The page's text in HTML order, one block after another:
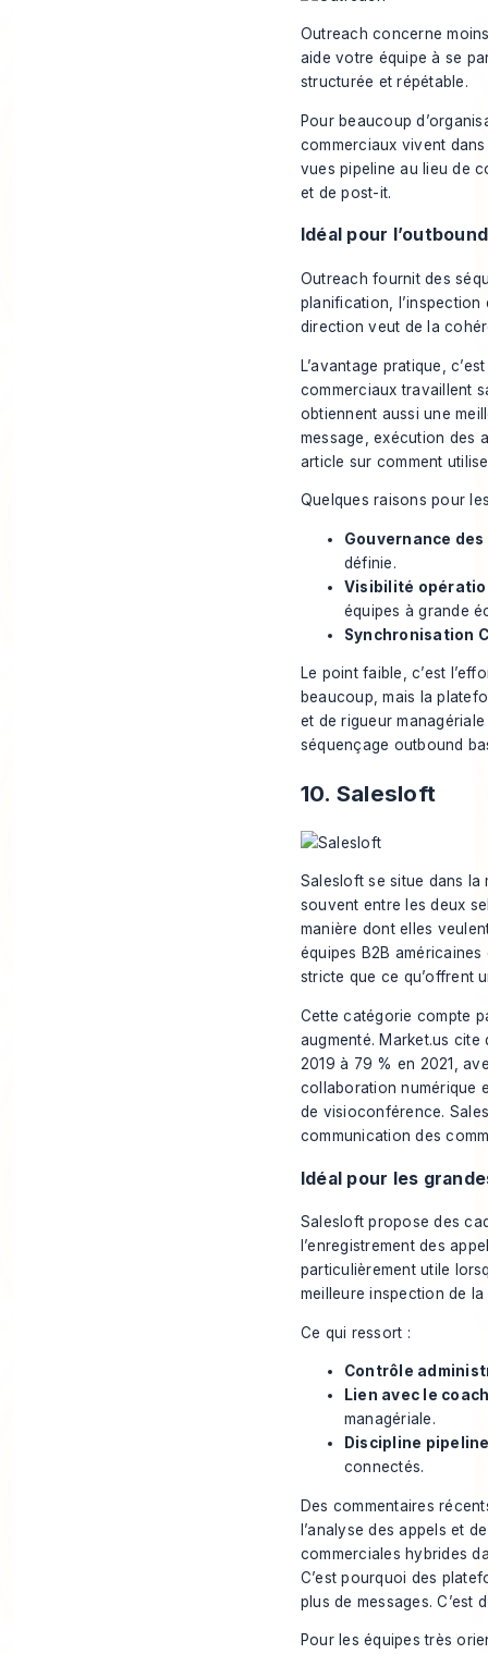
Outreach concerne
aide votre équipe à se
structurée et répétable.
Pour beaucoup
commerciaux vivent
vues pipeline au lieu de
et de post-it.
Idéal pour
Outreach fournitdes
planification,
direction veut de la
L’avantage pratique,
commerciaux travaillent
obtiennent aussi une
message, exécution des
article sur comment
Quelques raisons pour
Gouvernance
définie.
Visibilité
équipes à grande
Synchronisation
Le point faible, c’est
beaucoup, mais la
et de rigueur
séquençage outbound
10. Salesloft
Salesloft se situe dans la
souvent entre les deux
manière dont elles
équipes B2B
stricte que ce qu’offrent
Cette catégorie compte
augmenté. Market.us
2019 à 79 % en 2021,
collaboration numérique
de visioconférence.
communication des
Idéal pour les
Salesloft proposedes
l’enregistrement des
particulièrement utile
meilleure inspection de
Ce qui ressort :
Contrôle
Lien avec le
managériale.
Discipline
connectés.
Des commentaires
l’analyse des appels et
commerciales hybrides
C’est pourquoi des
plus de messages. C’est
Pour les équipes très